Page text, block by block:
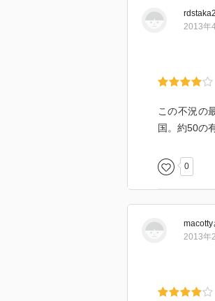
2013年
この不況の
国。約50の
0
macotty
2013年